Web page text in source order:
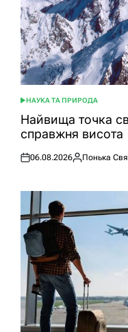
ОПУБЛІКУВАТИ
У
НАУКА ТА ПРИРОДА
Найвища точка
справжня висота
Оприлюднено
06.08.2026
Опубліковано
Понька